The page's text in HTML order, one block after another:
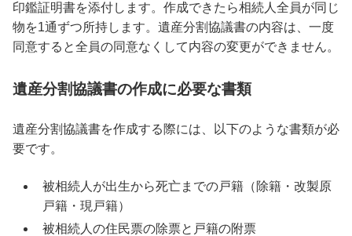
印鑑証明書を添付します。作成できたら相続人全員が同じ
物を1通ずつ所持します。遺産分割協議書の内容は、一度
同意すると全員の同意なくして内容の変更ができません。
遺産分割協議書の作成に必要な書類
遺産分割協議書を作成する際には、以下のような書類が必
要です。
被相続人が出生から死亡までの戸籍（除籍・改製原
戸籍・現戸籍）
被相続人の住民票の除票と戸籍の附票